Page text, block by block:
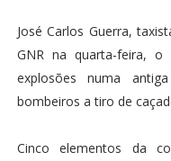
José Carlos Guerra,
GNR na quarta-feira,
explosões numa
bombeiros a tiro de
Cinco elementos da